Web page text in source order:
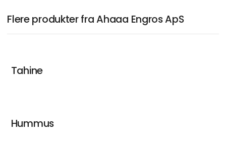
Flere produkter fra Ahaaa Engros ApS
Tahine
Hummus